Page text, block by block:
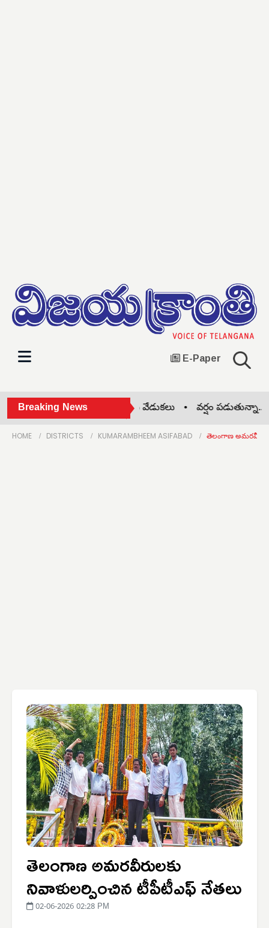
E-Paper
Breaking News
జాతీయ చేనేత దినోత్సవ వేడుకలు • వర్షం పడుతున్నా..
HOME DISTRICTS KUMARAMBHEEM ASIFABAD తెలంగాణ
తెలంగాణ అమరవీరులకు
నివాళులర్పించిన టీపీటీఎఫ్ నేతలు
02-06-2026 02:28 PM